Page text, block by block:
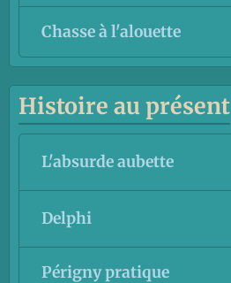
Chasse à l'alouette
Histoire au présent
L'absurde aubette
Delphi
Périgny pratique